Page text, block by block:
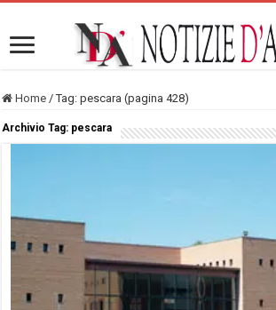
Home / Tag:pescara (pagina 428)
Archivio Tag: pescara